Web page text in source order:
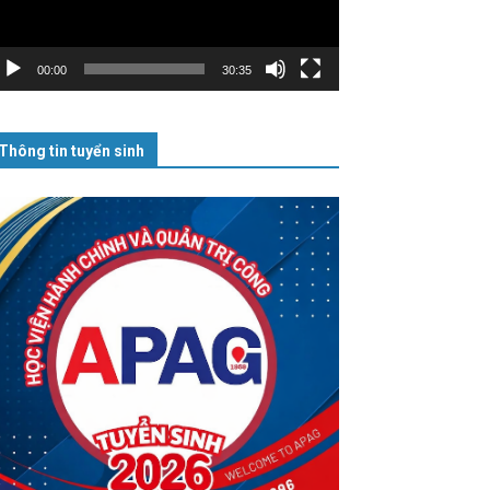
00:00 30:35
Thông tin tuyển sinh